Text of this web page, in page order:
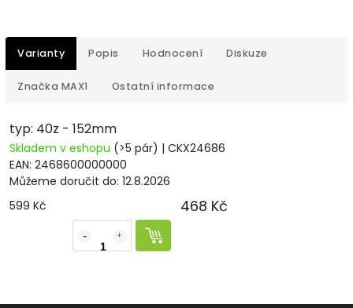
Varianty Popis Hodnocení Diskuze
Značka MAX1 Ostatní informace
typ: 40z - 152mm
Skladem v eshopu (>5 pár) | CKX24686
EAN: 2468600000000
Můžeme doručit do: 12.8.2026
599 Kč
468 Kč